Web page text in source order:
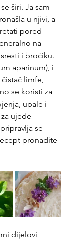
širi. Ja sam
u njivi, a
pored
na
i broćiku.
aparinum), i
limfe,
se koristi za
upale i
ujede
se
pronađite
dijelovi